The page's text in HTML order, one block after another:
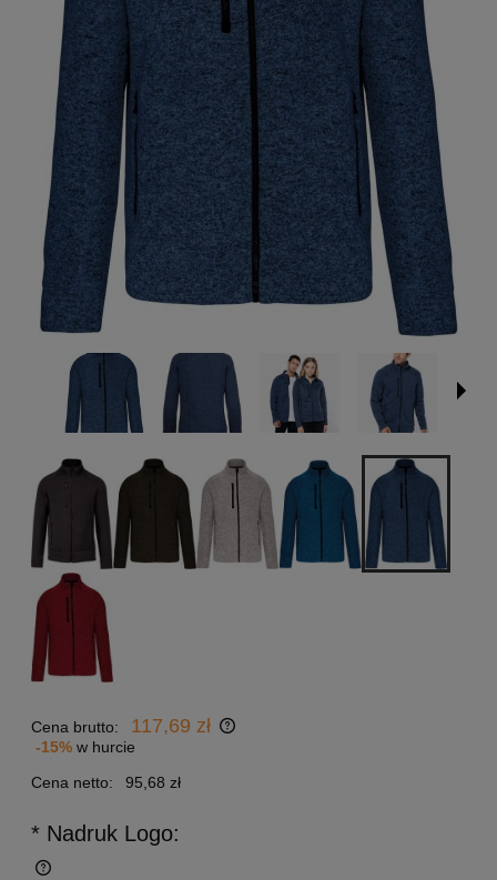
Cena brutto: 117,69 zł
-15% w hurcie
Cena netto:
95,68 zł
* Nadruk Logo: